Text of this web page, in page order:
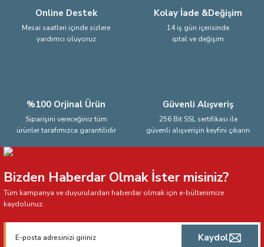
Online Destek
Mesai saatleri içinde sizlere
yardımcı oluyoruz
Kolay İade &Değişim
14 iş gün içerisinde
iptal ve değişim
%100 Orjinal Ürün
Siparişini vereceğiniz tüm
ürünler tarafımızca garantilidir
Güvenli Alışveriş
256 Bit SSL sertifikası ile
güvenli alışverişin keyfini çıkarın
Bizden Haberdar Olmak İster misiniz?
Tüm kampanya ve duyurulardan haberdar olmak için e-bültenimize
kaydolunuz.
Kaydol